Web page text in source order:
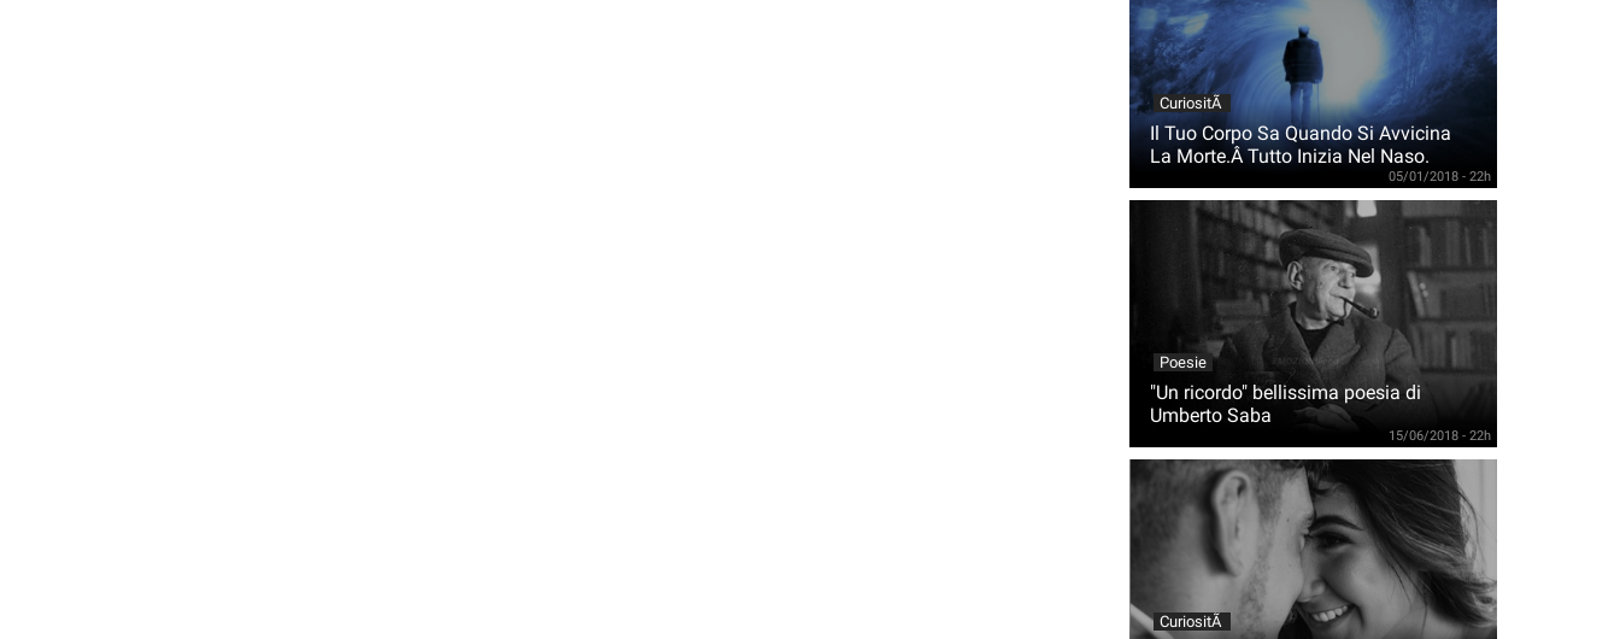
CuriositÃ
Il Tuo Corpo Sa Quando Si Avvicina
La Morte.Â Tutto Inizia Nel Naso.
05/01/2018 - 22h
Poesie
"Un ricordo" bellissima poesia di
Umberto Saba
15/06/2018 - 22h
CuriositÃ